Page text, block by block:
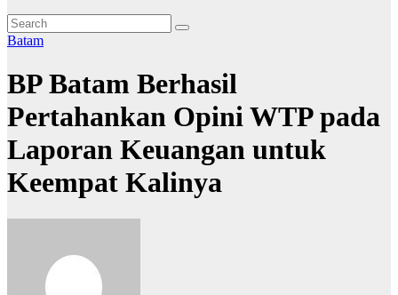
Batam
BP Batam Berhasil
Pertahankan Opini WTP pada
Laporan Keuangan untuk
Keempat Kalinya